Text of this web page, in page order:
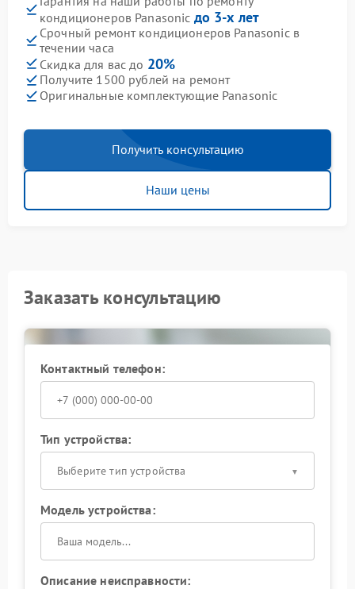
кондиционеров Panasonic до 3-х лет
Срочный ремонт кондиционеров Panasonic в
течении часа
Скидка для вас до 20%
Получите 1500 рублей на ремонт
Оригинальные комплектующие Panasonic
Получить консультацию
Наши цены
Заказать консультацию
Контактный телефон:
Тип устройства:
Выберите тип устройства
Модель устройства:
Описание неисправности: